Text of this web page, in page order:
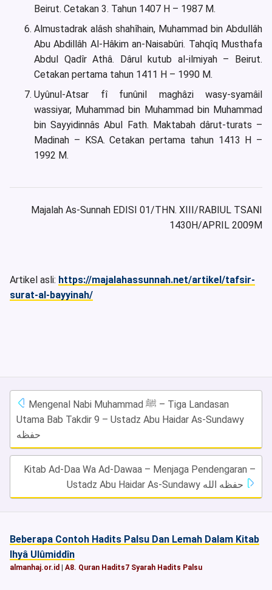
Beirut. Cetakan 3. Tahun 1407 H – 1987 M.
Almustadrak alâsh shahîhain, Muhammad bin Abdullâh
Abu Abdillâh Al-Hâkim an-Naisabûri. Tahqîq Musthafa
Abdul Qadîr Athâ. Dârul kutub al-ilmiyah – Beirut.
Cetakan pertama tahun 1411 H – 1990 M.
Uyûnul-Atsar fî funûnil maghâzi wasy-syamâil
wassiyar, Muhammad bin Muhammad bin Muhammad
bin Sayyidinnâs Abul Fath. Maktabah dârut-turats –
Madinah – KSA. Cetakan pertama tahun 1413 H –
1992 M.
Majalah As-Sunnah EDISI 01/THN. XIII/RABIUL TSANI
1430H/APRIL 2009M
Artikel asli: https://majalahassunnah.net/artikel/tafsir-
surat-al-bayyinah/
Mengenal Nabi Muhammad ﷺ – Tiga Landasan
Utama Bab Takdir 9 – Ustadz Abu Haidar As-Sundawy
حفظه
Kitab Ad-Daa Wa Ad-Dawaa – Menjaga Pendengaran –
Beberapa Contoh Hadits Palsu Dan Lemah Dalam Kitab
Ihyâ Ulûmiddîn
almanhaj.or.id A8. Quran Hadits7 Syarah Hadits Palsu